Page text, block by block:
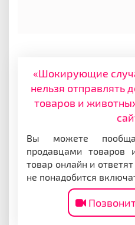
«Шокирующие
нельзя отправлять
товаров и
Вы можете
продавцами товаров
товар онлайн и
не понадобится